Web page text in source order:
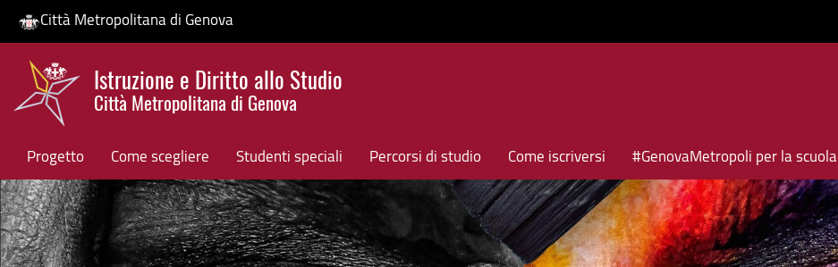
Salta
contenuto
Città Metropolitana di Genova
Istruzione e Diritto allo Studio
Città Metropolitana di Genova
Progetto Come scegliere Studenti speciali Percorsi di studio Come iscriversi #GenovaMetropoli per la scuola
HP banner